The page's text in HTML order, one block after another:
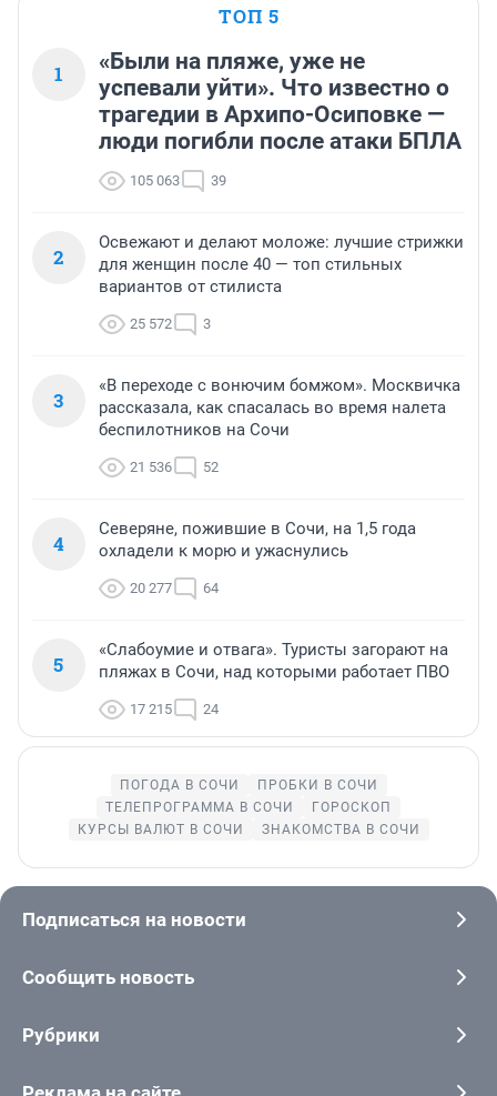
ТОП 5
1
«Были на пляже, уже не
успевали уйти». Что известно о
трагедии в Архипо-Осиповке —
люди погибли после атаки БПЛА
105 063 39
2
Освежают и делают моложе: лучшие стрижки
для женщин после 40 — топ стильных
вариантов от стилиста
25 572 3
3
«В переходе с вонючим бомжом». Москвичка
рассказала, как спасалась во время налета
беспилотников на Сочи
21 536 52
4
Северяне, пожившие в Сочи, на 1,5 года
охладели к морю и ужаснулись
20 277 64
5
«Слабоумие и отвага». Туристы загорают на
пляжах в Сочи, над которыми работает ПВО
17 215 24
ПОГОДА В СОЧИ
ПРОБКИ В СОЧИ
ТЕЛЕПРОГРАММА В СОЧИ
ГОРОСКОП
КУРСЫ ВАЛЮТ В СОЧИ
ЗНАКОМСТВА В СОЧИ
Подписаться на новости
Сообщить новость
Рубрики